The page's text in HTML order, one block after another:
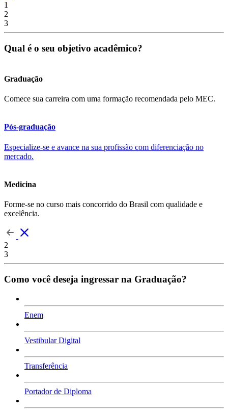
1
2
3
Qual é o seu objetivo acadêmico?
Graduação
Comece sua carreira com uma formação recomendada pelo MEC.
Pós-graduação
Especialize-se e avance na sua profissão com diferenciação no
mercado.
Medicina
Forme-se no curso mais concorrido do Brasil com qualidade e
excelência.
2
3
Como você deseja ingressar na Graduação?
Enem
Vestibular Digital
Transferência
Portador de Diploma